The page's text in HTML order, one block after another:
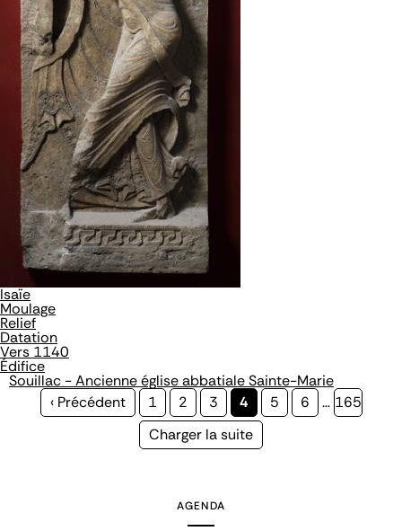
Isaïe
Moulage
Relief
Datation
Vers 1140
Édifice
Souillac - Ancienne église abbatiale Sainte-Marie
Page
‹ Précédent Page
1 Page
2 Page
3
Page
courante
4 Page
5 Page
6 … Page
165
Page
Charger la suite
AGENDA